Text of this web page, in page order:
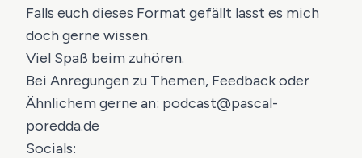
Falls euch dieses Format gefällt lasst es mich
doch gerne wissen.
Viel Spaß beim zuhören.
Bei Anregungen zu Themen, Feedback oder
Ähnlichem gerne an: podcast@pascal-
poredda.de
Socials: